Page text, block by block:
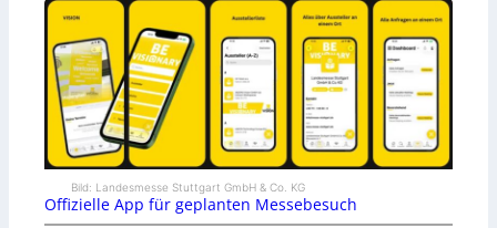
Bild: Landesmesse Stuttgart GmbH & Co. KG
Offizielle App für geplanten Messebesuch